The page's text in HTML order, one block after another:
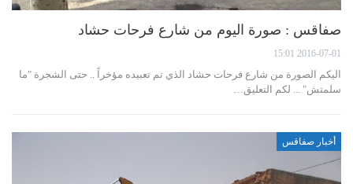
صفاقس : صورة اليوم من شارع فرحات حشاد
2016-07-01 15:01
اليكم الصورة من شارع فرحات حشاد الذي تم تعبيده مؤخراً .. حتى الشجرة "ما
سلمتش" ... لكم التعليق…
أخبار صفاقس